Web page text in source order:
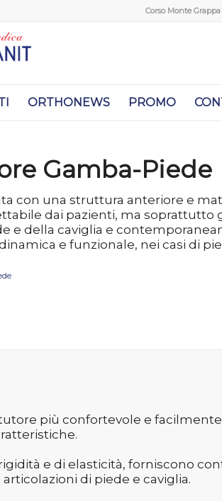
Corso Monte Grappa
ORTHONEWS PROMO
Gamba-Piede
con una struttura anteriore e
dai pazienti, ma soprattutto
e della caviglia e
e funzionale, nei casi di
più confortevole e
e di elasticità, forniscono
di piede e caviglia.